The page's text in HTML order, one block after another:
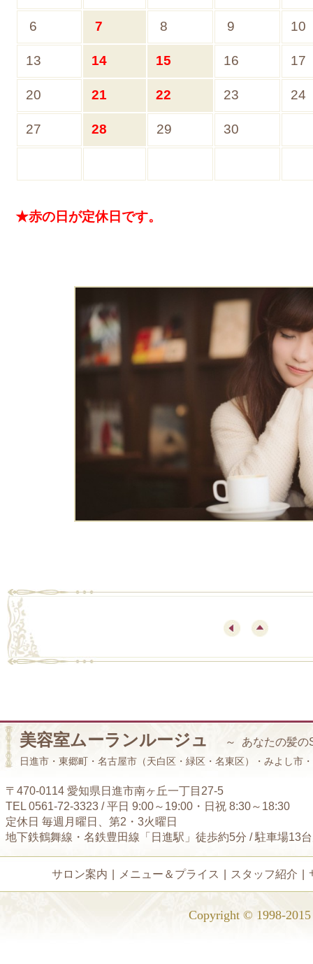
6 7 8 9 10
13 14 15 16 17
20 21 22 23 24
27 28 29 30
★赤の日が定休日です。
美容室ムーランルージュ ～ あなたの髪の
日進市・東郷町・名古屋市（天白区・緑区・名東区）・みよし市
〒470-0114 愛知県日進市南ヶ丘一丁目27-5
TEL 0561-72-3323 / 平日 9:00～19:00・日祝 8:30～18:30
定休日 毎週月曜日、第2・3火曜日
地下鉄鶴舞線・名鉄豊田線「日進駅」徒歩約5分 / 駐車場13
サロン案内 メニュー＆プライス スタッフ紹介
Copyright © 1998-